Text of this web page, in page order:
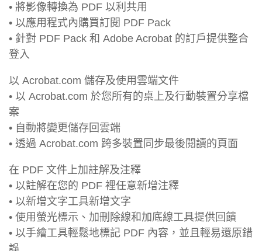
• 將影像轉換為 PDF 以利共用
• 以應用程式內購買訂閱 PDF Pack
• 針對 PDF Pack 和 Adobe Acrobat 的訂戶提供整合
登入
以 Acrobat.com 儲存及使用雲端文件
• 以 Acrobat.com 於您所有的桌上及行動裝置分享檔
案
• 自動將變更儲存回雲端
• 透過 Acrobat.com 跨多裝置同步最後閱讀的頁面
在 PDF 文件上加註解及注釋
• 以註解在您的 PDF 裡任意新增注釋
• 以新增文字工具新增文字
• 使用螢光標示、加刪除線和加底線工具提供回饋
• 以手繪工具輕鬆地標記 PDF 內容，並且輕易還原錯
誤